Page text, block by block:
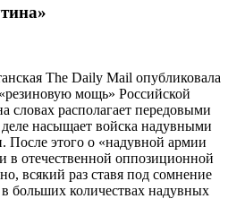
The Daily Mail опубликовала
мощь» Российской
располагает передовыми
насыщает войска надувными
После этого о «надувной армии
в отечественной оппозиционной
всякий раз ставя под сомнение
больших количествах надувных